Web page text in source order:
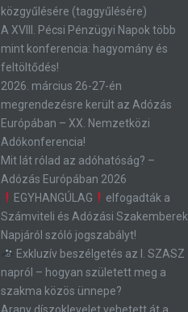
közgyűlésére (taggyűlésére)
A XVIII. Pécsi Pénzügyi Napok több
mint konferencia: hagyomány és
feltöltődés!
2026. március 26-27-én
megrendezésre került az Adózás
Európában – XX. Nemzetközi
Adókonferencia!
Mit lát rólad az adóhatóság? –
Adózás Európában 2026
EGYHANGÚLAG
elfogadták a
Számviteli és Adózási Szakemberek
Napjáról szóló jogszabályt!
Exkluzív beszélgetés az I. SZASZ
napról – hogyan született meg a
szakma közös ünnepe?